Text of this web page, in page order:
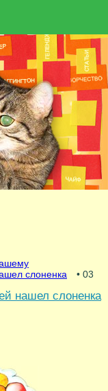
слоненка • 03
нашел слоненка